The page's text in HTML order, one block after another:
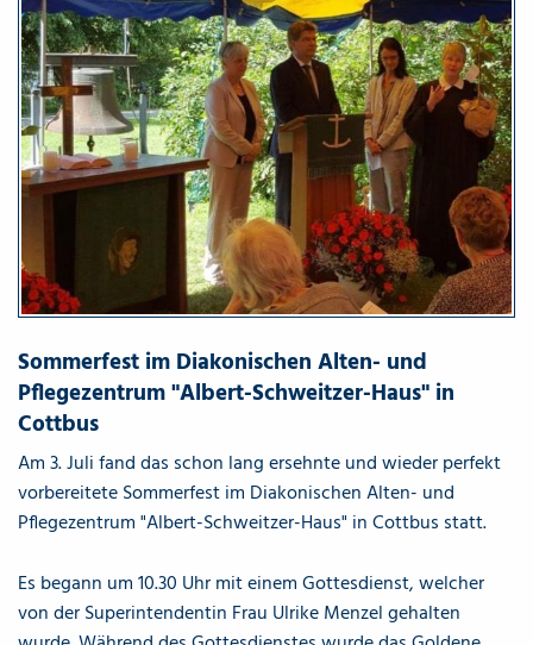
Sommerfest im Diakonischen Alten- und
Pflegezentrum "Albert-Schweitzer-Haus" in
Cottbus
Am 3. Juli fand das schon lang ersehnte und wieder perfekt
vorbereitete Sommerfest im Diakonischen Alten- und
Pflegezentrum "Albert-Schweitzer-Haus" in Cottbus statt.
Es begann um 10.30 Uhr mit einem Gottesdienst, welcher
von der Superintendentin Frau Ulrike Menzel gehalten